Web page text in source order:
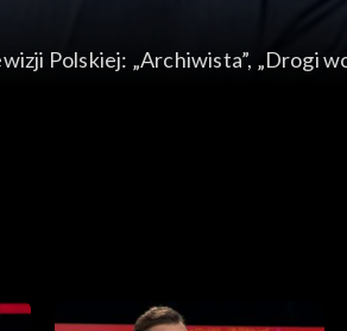
Także twórca